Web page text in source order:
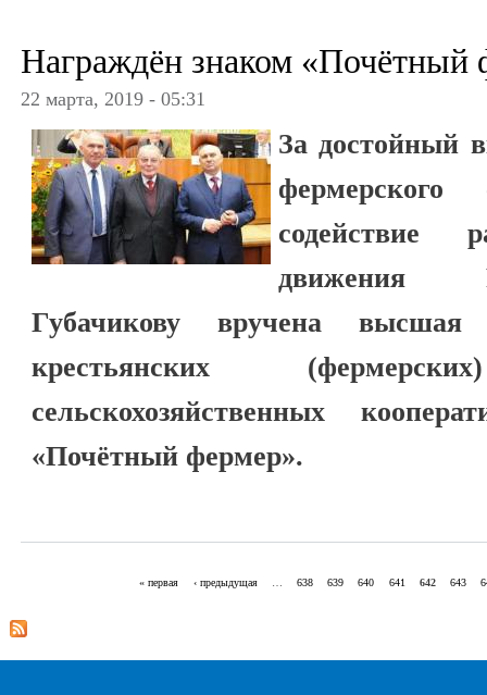
Награждён знаком «Почётный
22 марта, 2019 - 05:31
За достойный
фермерского
содействие
движения
Губачикову вручена высшая
крестьянских
сельскохозяйственных
«Почётный фермер».
« первая ‹ предыдущая 638 639 640 641 642 643